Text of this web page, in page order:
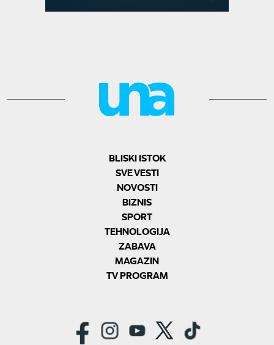
BLISKI ISTOK
SVE VESTI
NOVOSTI
BIZNIS
SPORT
TEHNOLOGIJA
ZABAVA
MAGAZIN
TV PROGRAM